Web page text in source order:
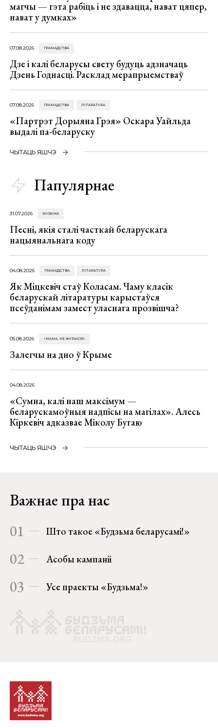
магчы — гэта рабіць і не здавацца, нават цяпер,
нават у думках»
07.08.2026 ГРАМАДСТВА
Дзе і калі беларусы свету будуць адзначаць
Дзень Годнасці. Расклад мерапрыемстваў
07.08.2026 ГРАМАДСТВА ЛІТАРАТУРА
«Партрэт Дорыяна Грэя» Оскара Уайльда
выдалі па-беларуску
ЧЫТАЦЬ ЯШЧЭ
Папулярнае
31.07.2026 МУЗЫКА
Песні, якія сталі часткай беларускага
нацыянальнага коду
04.08.2026 ГРАМАДСТВА ЛІТАРАТУРА
Як Міцкевіч стаў Коласам. Чаму класік
беларускай літаратуры карыстаўся
псеўданімам замест уласнага прозвішча?
05.08.2026 «МАМА, НЕ ЖУРЫСЯ!»
Залегчы на дно ў Крыме
04.08.2026
«Сумна, калі наш максімум —
беларускамоўныя надпісы на магілах». Алесь
Кіркевіч адказвае Міколу Бугаю
ЧЫТАЦЬ ЯШЧЭ
Важнае пра нас
01 Што такое «Будзьма беларусамі!»
02 Асобы кампаніі
03 Усе праекты «Будзьма!»